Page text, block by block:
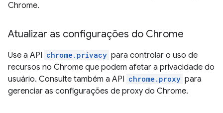
Chrome.
Atualizar as configurações do Chrome
Use a API chrome.privacy para controlar o uso de
recursos no Chrome que podem afetar a privacidade do
usuário. Consulte também a API chrome.proxy para
gerenciar as configurações de proxy do Chrome.